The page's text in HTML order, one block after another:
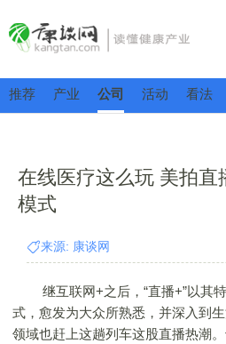
推荐 产业 公司 活动 看法
在线医疗这么玩 美拍直
模式
来源: 康谈网
继互联网+之后，“直播+”以其特
式，愈发为大众所熟悉，并深入到
领域也赶上这趟列车这股直播热潮